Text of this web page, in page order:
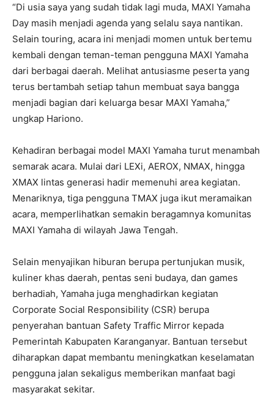
“Di usia saya yang sudah tidak lagi muda, MAXI Yamaha
Day masih menjadi agenda yang selalu saya nantikan.
Selain touring, acara ini menjadi momen untuk bertemu
kembali dengan teman-teman pengguna MAXI Yamaha
dari berbagai daerah. Melihat antusiasme peserta yang
terus bertambah setiap tahun membuat saya bangga
menjadi bagian dari keluarga besar MAXI Yamaha,”
ungkap Hariono.
Kehadiran berbagai model MAXI Yamaha turut menambah
semarak acara. Mulai dari LEXi, AEROX, NMAX, hingga
XMAX lintas generasi hadir memenuhi area kegiatan.
Menariknya, tiga pengguna TMAX juga ikut meramaikan
acara, memperlihatkan semakin beragamnya komunitas
MAXI Yamaha di wilayah Jawa Tengah.
Selain menyajikan hiburan berupa pertunjukan musik,
kuliner khas daerah, pentas seni budaya, dan games
berhadiah, Yamaha juga menghadirkan kegiatan
Corporate Social Responsibility (CSR) berupa
penyerahan bantuan Safety Traffic Mirror kepada
Pemerintah Kabupaten Karanganyar. Bantuan tersebut
diharapkan dapat membantu meningkatkan keselamatan
pengguna jalan sekaligus memberikan manfaat bagi
masyarakat sekitar.